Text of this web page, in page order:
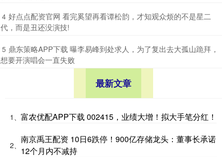
4 ​好点点配资官网 看完奚望再看谭松韵，才知观众烦的不是星二
代，而是丑还没演技!
5 ​鼎东策略APP下载 曝李易峰到处求人，为了复出去大孤山跪拜，
想要开演唱会一直失败
最新文章
1、 富农优配APP下载 002415，业绩大增！拟大手笔分红！
2、
南京禹王配资 10日6跌停！900亿存储龙头：董事长承诺
12个月内不减持